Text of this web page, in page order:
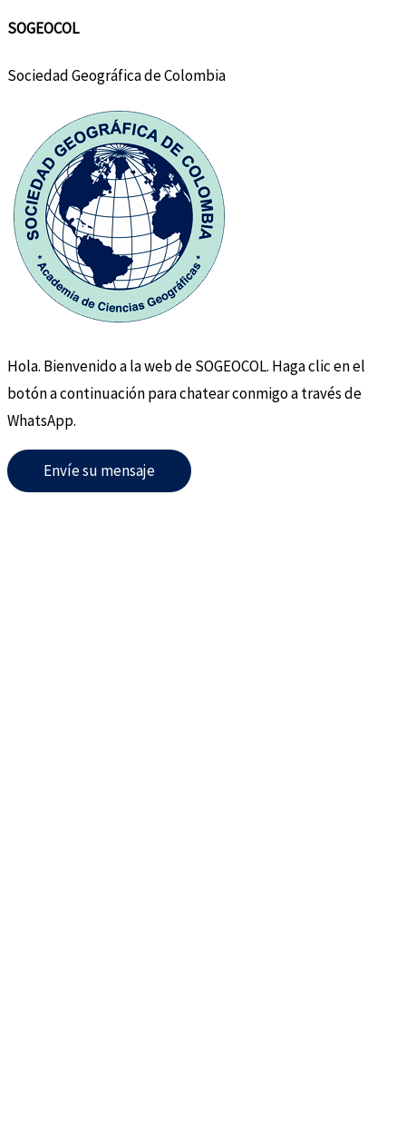
SOGEOCOL
Sociedad Geográfica de Colombia
Hola. Bienvenido a la web de SOGEOCOL. Haga clic en el
botón a continuación para chatear conmigo a través de
WhatsApp.
Envíe su mensaje